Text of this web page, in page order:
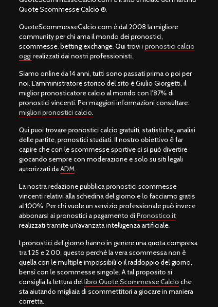
Quote Scommesse Calcio ®.
QuoteScommesseCalcio.com è dal 2008 la migliore
community per chi ama il mondo dei pronostici,
scommesse, betting exchange. Qui trovi i pronostici calcio
oggi realizzati dai nostri professionisti.
Siamo online da 14 anni, tutti sono passati prima o poi per
noi. L’amministratore storico del sito è Giulio Giorgetti, il
miglior pronosticatore calcio al mondo con l’87% di
pronostici vincenti. Per maggiori informazioni consultare:
migliori pronostici calcio.
Qui puoi trovare pronostici calcio gratuiti, statistiche, analisi
delle partite, pronostici studiati. Il nostro obiettivo è far
capire che con le scommesse sportive ci si può divertire
giocando sempre con moderazione e solo su siti legali
autorizzati daADM.
La nostra redazione pubblica pronostici scommesse
vincenti relativi alla schedina del giorno e lo facciamo gratis
al 100%. Per chi vuole un servizio professionale può invece
abbonarsi ai pronostici a pagamento di Pronostico.it
realizzati tramite un’avanzata intelligenza artificiale.
I pronostici del giorno hanno in genere una quota compresa
tra 1.25 e 2.00, questo perché la vera scommessa non è
quella con le multiple impossibili o il raddoppio del giorno,
bensì con le scommesse singole. A tal proposito si
consiglia la lettura dellibro Quote Scommesse Calcio che
sta aiutando migliaia di scommettitori a giocare in maniera
corretta.